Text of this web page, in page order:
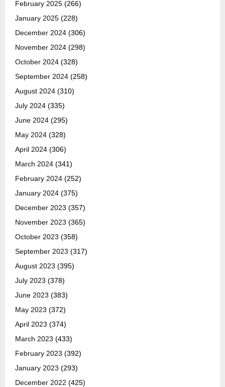
February 2025 (266)
January 2025 (228)
December 2024 (306)
November 2024 (298)
October 2024 (328)
September 2024 (258)
August 2024 (310)
July 2024 (335)
June 2024 (295)
May 2024 (328)
April 2024 (306)
March 2024 (341)
February 2024 (252)
January 2024 (375)
December 2023 (357)
November 2023 (365)
October 2023 (358)
September 2023 (317)
August 2023 (395)
July 2023 (378)
June 2023 (383)
May 2023 (372)
April 2023 (374)
March 2023 (433)
February 2023 (392)
January 2023 (293)
December 2022 (425)